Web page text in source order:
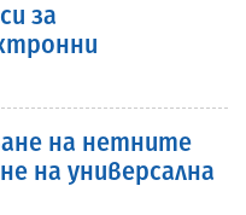
за
на нетните
на универсална